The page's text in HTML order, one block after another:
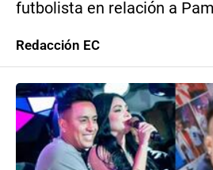
futbolista en relación a
Redacción EC